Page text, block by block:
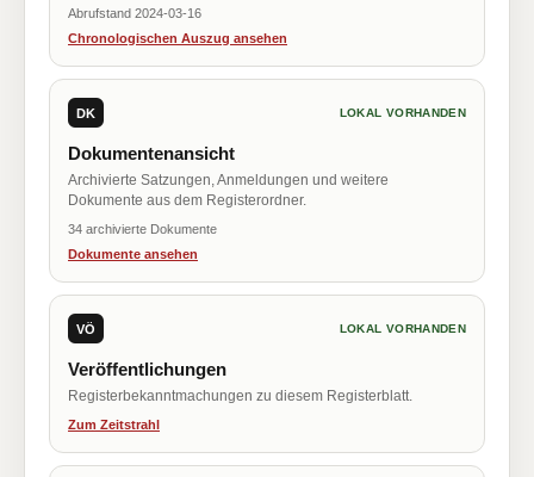
Abrufstand 2024-03-16
Chronologischen Auszug ansehen
DK LOKAL VORHANDEN
Dokumentenansicht
Archivierte Satzungen, Anmeldungen und weitere
Dokumente aus dem Registerordner.
34 archivierte Dokumente
Dokumente ansehen
VÖ LOKAL VORHANDEN
Veröffentlichungen
Registerbekanntmachungen zu diesem Registerblatt.
Zum Zeitstrahl